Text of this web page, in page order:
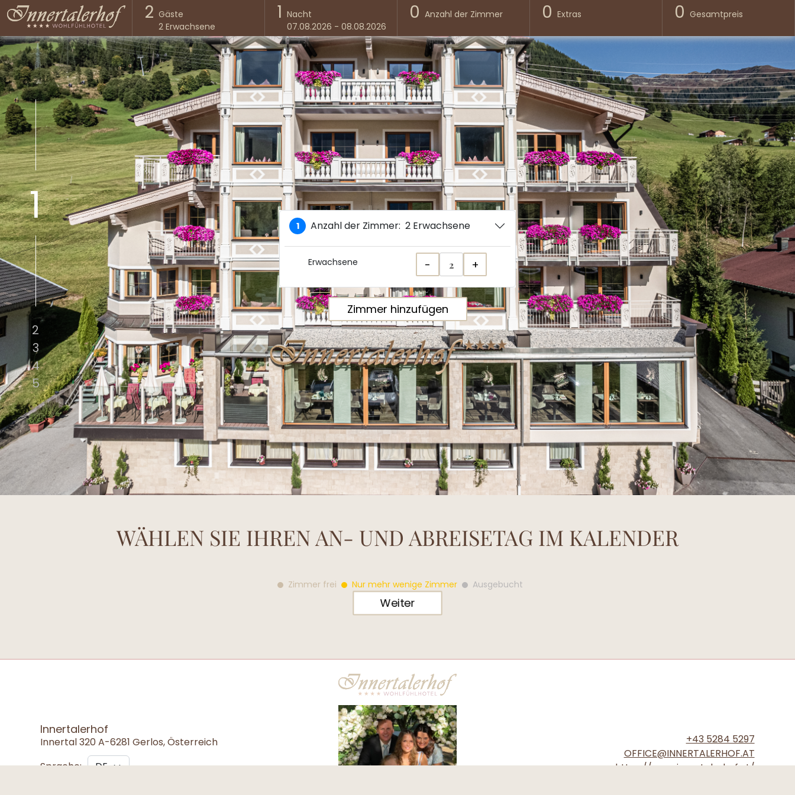
2 Gäste
2 Erwachsene
1 Nacht
07.08.2026 - 08.08.2026
0 Anzahl der Zimmer 0 Extras 0 Gesamtpreis
1 Anzahl der Zimmer: 2 Erwachsene
Erwachsene - +
Zimmer hinzufügen
WÄHLEN SIE IHREN AN- UND ABREISETAG IM KALENDER
Zimmer frei Nur mehr wenige Zimmer Ausgebucht
Weiter
1
2
3
4
5
Innertalerhof
Innertal 320 A-6281 Gerlos, Österreich
Sprache:
+43 5284 5297
OFFICE@INNERTALERHOF.AT
https://www.innertalerhof.at/